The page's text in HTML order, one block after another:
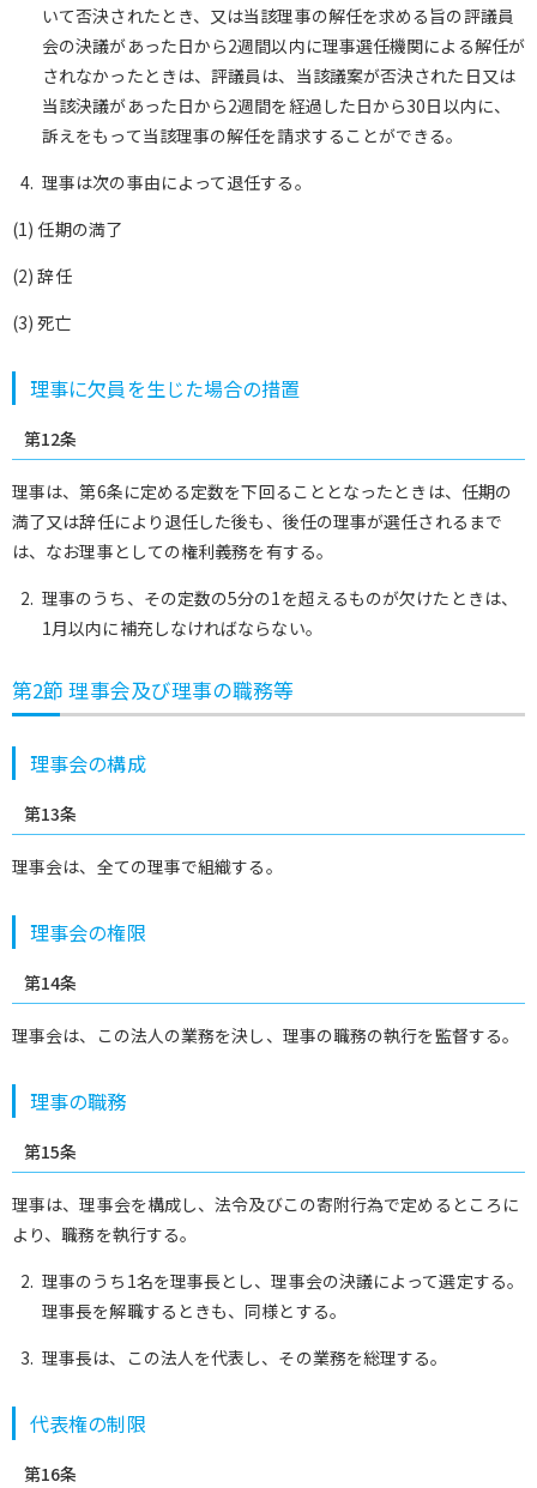
いて否決されたとき、又は当該理事の解任を求める旨の評議員
会の決議があった日から2週間以内に理事選任機関による解任が
されなかったときは、評議員は、当該議案が否決された日又は
当該決議があった日から2週間を経過した日から30日以内に、
訴えをもって当該理事の解任を請求することができる。
理事は次の事由によって退任する。
(1) 任期の満了
(2) 辞任
(3) 死亡
理事に欠員を生じた場合の措置
第12条
理事は、第6条に定める定数を下回ることとなったときは、任期の
満了又は辞任により退任した後も、後任の理事が選任されるまで
は、なお理事としての権利義務を有する。
理事のうち、その定数の5分の1を超えるものが欠けたときは、
1月以内に補充しなければならない。
第2節 理事会及び理事の職務等
理事会の構成
第13条
理事会は、全ての理事で組織する。
理事会の権限
第14条
理事会は、この法人の業務を決し、理事の職務の執行を監督する。
理事の職務
第15条
理事は、理事会を構成し、法令及びこの寄附行為で定めるところに
より、職務を執行する。
理事のうち1名を理事長とし、理事会の決議によって選定する。
理事長を解職するときも、同様とする。
理事長は、この法人を代表し、その業務を総理する。
代表権の制限
第16条